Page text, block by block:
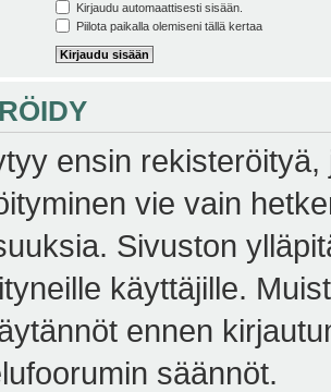
Kirjaudu automaattisesti sisään.
Piilota paikalla olemiseni tällä kertaa
ensin
vie vain
Sivuston
käyttäjille.
ennen
säännöt.